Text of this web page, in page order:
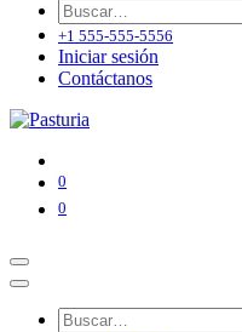
+1 555-555-5556
Iniciar sesión
Contáctanos
0
0